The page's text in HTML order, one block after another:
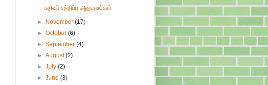
பதிவர் சந்திப்பு அனுபவங்கள்
► November(17)
►October(6)
►September(4)
►August(2)
►July(2)
►June(3)